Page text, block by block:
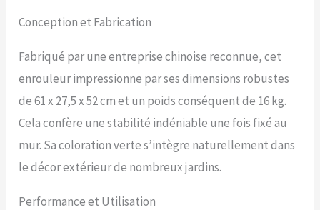
efficace. Support rotatif et
arbitraire : le dévidoir mural
peut atteindre 180 degrés
de rotation pour répondre
à votre arrosage
multidirectionnel. Le tuyau
peut être verrouillé à
n'importe quelle longueur
souhaitée, et il suffit de
tirer doucement le tuyau
activer le système de
Conception et Fabrication
Fabriqué par une entreprise chinoise reconnue, cet
enrouleur impressionne par ses dimensions robustes
de 61 x 27,5 x 52 cm et un poids conséquent de 16 kg.
Cela confère une stabilité indéniable une fois fixé au
mur. Sa coloration verte s’intègre naturellement dans
le décor extérieur de nombreux jardins.
Performance et Utilisation